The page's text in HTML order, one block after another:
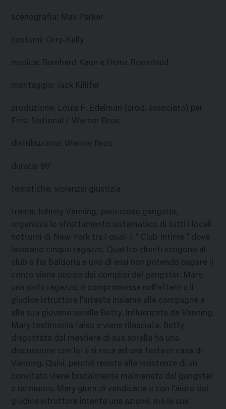
scenografia: Max Parker
costumi: Orry-Kelly
musica: Bernhard Kaun e Heinz Roemheld
montaggio: Jack Killifer
produzione: Louis F. Edelman (prod. associato) per
First National / Warner Bros.
distribuzione: Warner Bros
durata: 96'
tematiche: violenza; giustizia
trama: Johnny Vanning, pericoloso gangster,
organizza lo sfruttamento sistematico di tutti i locali
notturni di New York tra i quali il " Club Intime " dove
lavorano cinque ragazze. Quattro clienti vengono al
club a far baldoria e uno di essi non potendo pagare il
conto viene ucciso dai complici del gangster. Mary,
una delle ragazze, è compromessa nell'affare e il
giudice istruttore l'arresta insieme alle compagne e
alla sua giovane sorella Betty. Influenzata da Vanning,
Mary testimonia falso e viene rilasciata. Betty,
disgustata dal mestiere di sua sorella ha una
discussione con lei e si reca ad una festa in casa di
Vanning. Quivi, perché resiste alle insistenze di un
convitato viene brutalmente malmenata dal gangster
e ne muore. Mary giura di vendicarla e con l'aiuto del
giudice istruttore intenta una azione, ma le sue